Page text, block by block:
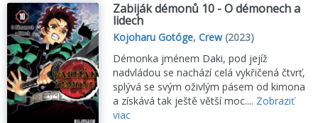
Zabiják démonů 10 - O démonech a
lidech
Kojoharu Gotóge,Crew(2023)
Démonka jménem Daki, pod jejíž
nadvládou se nachází celá vykřičená čtvrť,
splývá se svým oživlým pásem od kimona
a získává tak ještě větší moc.... Zobraziť
viac